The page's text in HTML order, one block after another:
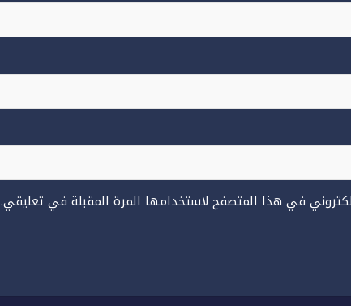
في هذا المتصفح لاستخدامها المرة المقبلة في تعليقي.